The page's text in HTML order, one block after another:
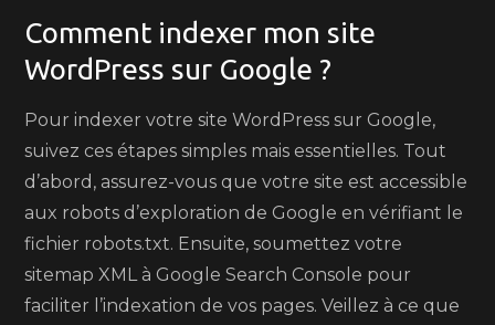
Comment indexer mon site
WordPress sur Google ?
Pour indexer votre site WordPress sur Google,
suivez ces étapes simples mais essentielles. Tout
d’abord, assurez-vous que votre site est accessible
aux robots d’exploration de Google en vérifiant le
fichier robots.txt. Ensuite, soumettez votre
sitemap XML à Google Search Console pour
faciliter l’indexation de vos pages. Veillez à ce que